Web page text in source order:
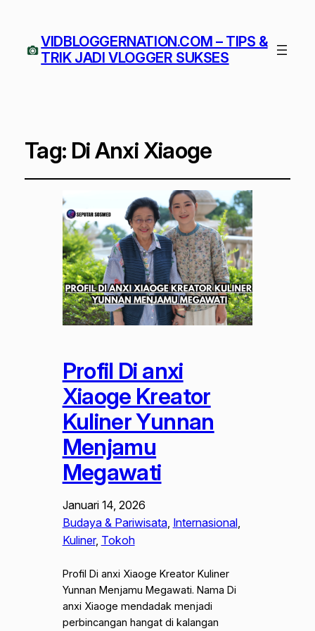
VIDBLOGGERNATION.COM – TIPS &
TRIK JADI VLOGGER SUKSES
Tag: Di Anxi Xiaoge
Profil Di anxi
Xiaoge Kreator
Kuliner Yunnan
Menjamu
Megawati
Januari 14, 2026
Budaya & Pariwisata, Internasional
Kuliner, Tokoh
Profil Di anxi Xiaoge Kreator Kuliner
Yunnan Menjamu Megawati. Nama Di
anxi Xiaoge mendadak menjadi
perbincangan hangat di kalangan